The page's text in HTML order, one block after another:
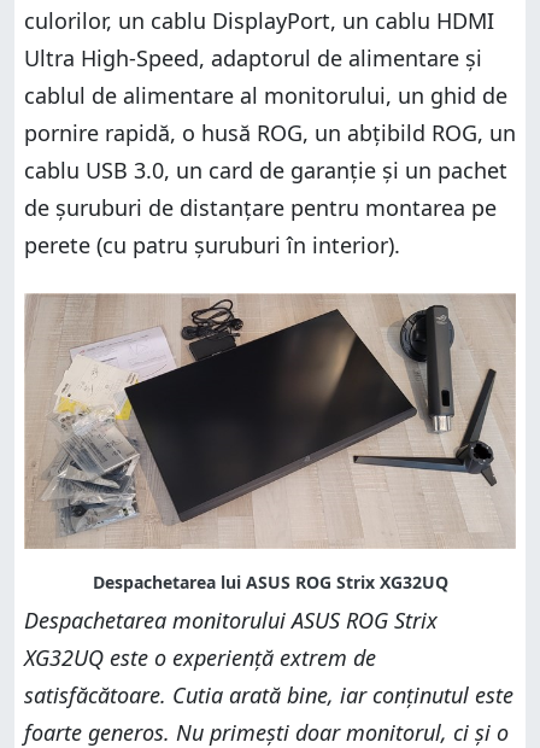
culorilor, un cablu DisplayPort, un cablu HDMI
Ultra High-Speed, adaptorul de alimentare și
cablul de alimentare al monitorului, un ghid de
pornire rapidă, o husă ROG, un abțibild ROG, un
cablu USB 3.0, un card de garanție și un pachet
de șuruburi de distanțare pentru montarea pe
perete (cu patru șuruburi în interior).
Despachetarea monitorului ASUS ROG Strix
XG32UQ este o experiență extrem de
satisfăcătoare. Cutia arată bine, iar conținutul este
foarte generos. Nu primești doar monitorul, ci și o